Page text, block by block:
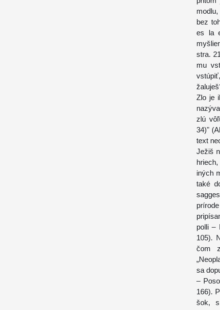
bez
es la
stra.
mu
Zlo je
zlú
34)"
text
Ježiš
iných
také
polli –
105).
čom
sa
–
166).
šok,